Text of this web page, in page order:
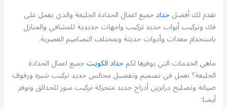
نقدم لك أفضلحدادجميع اعمال الحدادة الجليعة والذي يعمل على
فك وتركيب أبواب حديد تركيب واجهات حديدية للمشافي والمنازل
باستخدام معدات وأدوات حديثة وبمختلف التصاميم العصرية.
ماهي الخدمات التي يوفرها لكمحداد الكويتجميع اعمال الحدادة
الجليعة؟ نعمل في تصميم وتفصيل مجالس حديد تركيب شبره ورفوف
صيانة وتصليح درابزين أدراج حديد متحركة تركيب سور للحدائق ونوفر
أيضا: